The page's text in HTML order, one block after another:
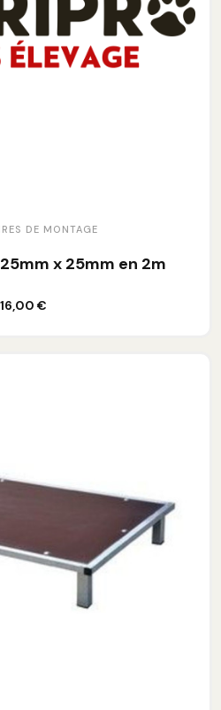
DE MONTAGE
x 25mm en 2m
16,00 €
au panier